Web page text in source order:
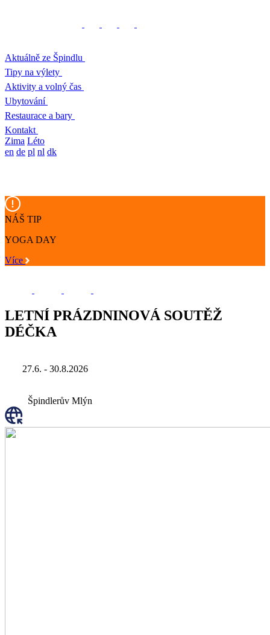
Aktuálně ze Špindlu
Tipy na výlety
Aktivity a volný čas
Ubytování
Restaurace a bary
Kontakt
Zima Léto
en de pl nl dk
NÁŠ TIP
YOGA DAY
Více
LETNÍ PRÁZDNINOVÁ SOUTĚŽ
DÉČKA
27.6. - 30.8.2026
Špindlerův Mlýn